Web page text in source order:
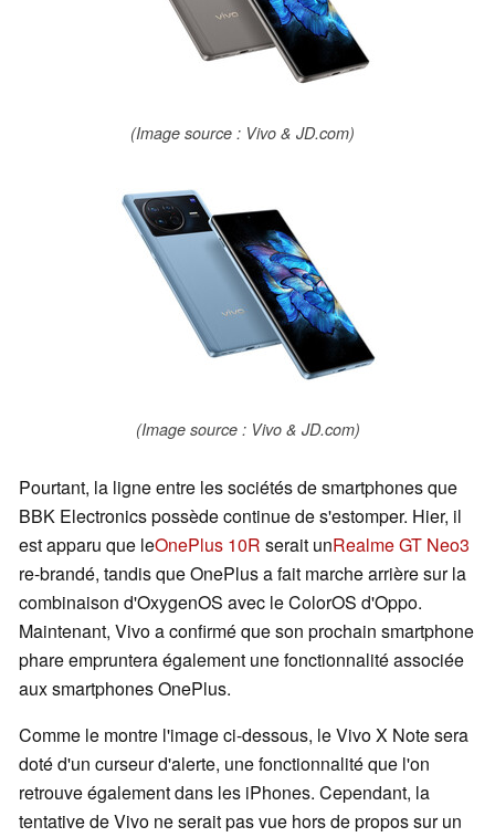
(Image source : Vivo & JD.com)
(Image source : Vivo & JD.com)
Pourtant, la ligne entre les sociétés de smartphones que
BBK Electronics possède continue de s'estomper. Hier, il
est apparu que leOnePlus 10R serait unRealme GT Neo3
re-brandé, tandis que OnePlus a fait marche arrière sur la
combinaison d'OxygenOS avec le ColorOS d'Oppo.
Maintenant, Vivo a confirmé que son prochain smartphone
phare empruntera également une fonctionnalité associée
aux smartphones OnePlus.
Comme le montre l'image ci-dessous, le Vivo X Note sera
doté d'un curseur d'alerte, une fonctionnalité que l'on
retrouve également dans les iPhones. Cependant, la
tentative de Vivo ne serait pas vue hors de propos sur un